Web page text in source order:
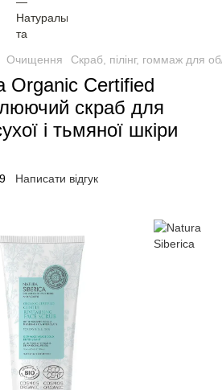
Очищення Скраб, пілінг, гоммаж для
Organic Certified
скраб для
і тьмяної шкіри
Написати відгук